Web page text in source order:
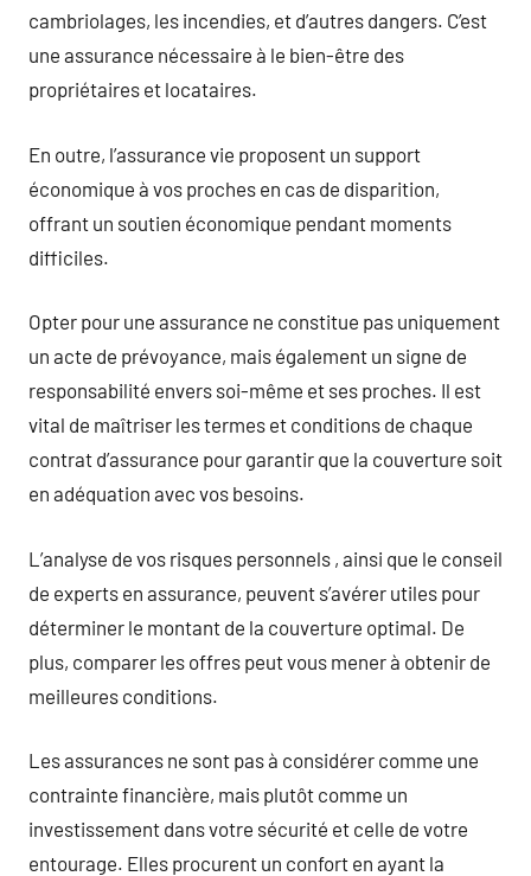
cambriolages, les incendies, et d’autres dangers. C’est
une assurance nécessaire à le bien-être des
propriétaires et locataires.
En outre, l’assurance vie proposent un support
économique à vos proches en cas de disparition,
offrant un soutien économique pendant moments
difficiles.
Opter pour une assurance ne constitue pas uniquement
un acte de prévoyance, mais également un signe de
responsabilité envers soi-même et ses proches. Il est
vital de maîtriser les termes et conditions de chaque
contrat d’assurance pour garantir que la couverture soit
en adéquation avec vos besoins.
L’analyse de vos risques personnels , ainsi que le conseil
de experts en assurance, peuvent s’avérer utiles pour
déterminer le montant de la couverture optimal. De
plus, comparer les offres peut vous mener à obtenir de
meilleures conditions.
Les assurances ne sont pas à considérer comme une
contrainte financière, mais plutôt comme un
investissement dans votre sécurité et celle de votre
entourage. Elles procurent un confort en ayant la